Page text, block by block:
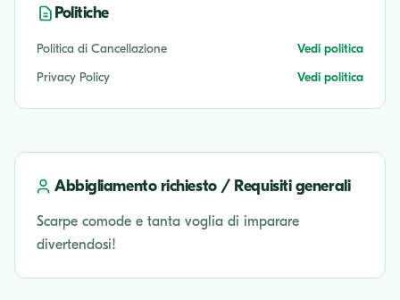
Politiche
Politica di Cancellazione
Vedi politica
Privacy Policy
Vedi politica
Abbigliamento richiesto / Requisiti generali
Scarpe comode e tanta voglia di imparare
divertendosi!